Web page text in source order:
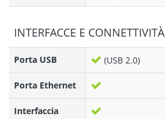
INTERFACCE E CONNETTIVITÀ
Porta USB (USB 2.0)
Porta Ethernet
Interfaccia